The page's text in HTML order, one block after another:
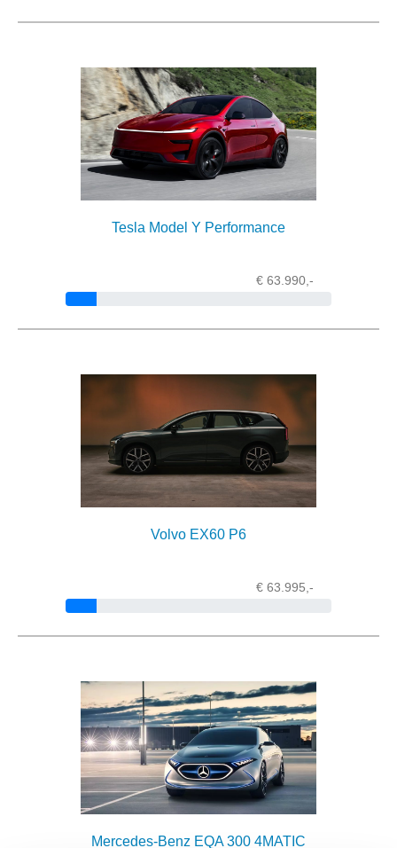
Tesla Model Y Performance
€ 63.990,-
Volvo EX60 P6
€ 63.995,-
Mercedes-Benz EQA 300 4MATIC